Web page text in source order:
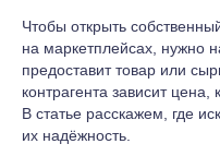
Чтобы открыть
на маркетплейсах, нужно
предоставит товар или
контрагента зависит цена,
В статье расскажем, где
их надёжность.